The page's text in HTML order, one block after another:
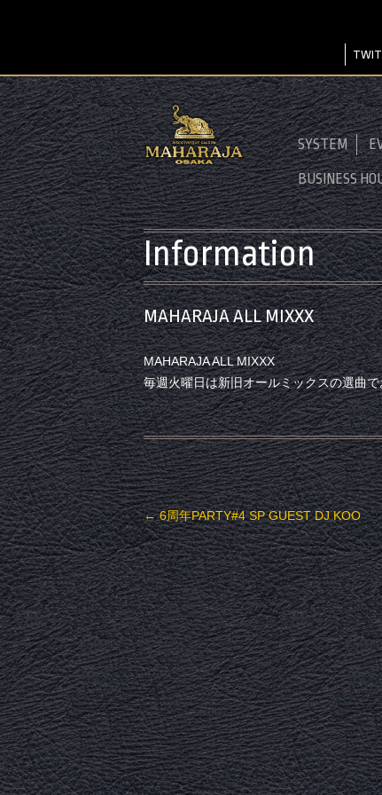
SYSTEM
BUSINESS
Information
MAHARAJA ALL MIXXX
MAHARAJA ALL MIXXX
毎週火曜日は新旧オールミックスの選曲
投稿ナビゲーション
←6周年PARTY#4 SP GUEST DJ KOO